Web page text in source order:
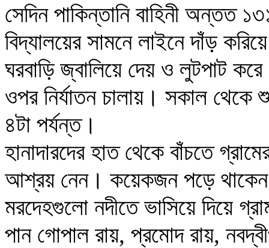
সেদিন পাকিন্তানি বাহিনী অন্তত
বিদ্যালয়ের সামনে লাইনে দাঁড়
ঘরবাড়ি জ্বালিয়ে দেয় ও লুটপাট
ওপর নির্যাতন চালায়। সকাল থেকে
৪টা পর্যন্ত।
হানাদারদের হাত থেকে বাঁচতে
আশ্রয় নেন। কয়েকজন পড়ে থাকেন
মরদেহগুলো নদীতে ভাসিয়ে দিয়ে
পান গোপাল রায়, প্রমোদ রায়,